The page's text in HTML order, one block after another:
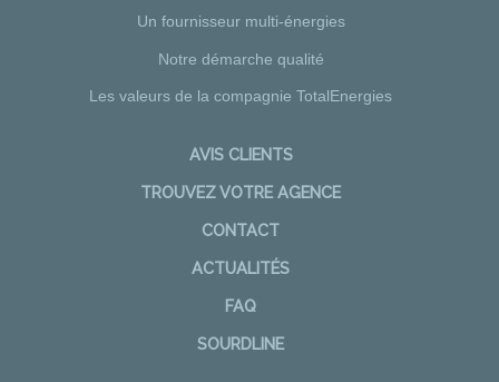
Un fournisseur multi-énergies
Notre démarche qualité
Les valeurs de la compagnie TotalEnergies
AVIS CLIENTS
TROUVEZ VOTRE AGENCE
CONTACT
ACTUALITÉS
FAQ
SOURDLINE